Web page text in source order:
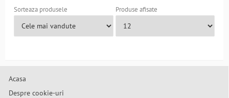
Sorteaza produsele Produse afisate
Acasa
Despre cookie-uri